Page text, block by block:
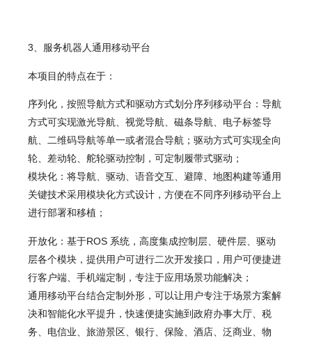
3、服务机器人通用移动平台
本项目的特点在于：
序列化，按照导航方式和驱动方式划分序列移动平台：导航
方式可实现激光导航、视觉导航、磁条导航、电子标签导
航、二维码导航等单一或者混合导航；驱动方式可实现全向
轮、差动轮、舵轮驱动控制，可定制履带式驱动；
模块化：将导航、驱动、语音交互、避障、地图构建等通用
关键技术采用模块化方式设计，方便在不同序列移动平台上
进行部署和移植；
开放化：基于ROS 系统，高度集成控制层、硬件层、驱动
层各个模块，提供用户可进行二次开发接口，用户可便捷进
行客户端、手机端定制，专注于应用场景功能解决；
通用移动平台结合定制外形，可以让用户专注于场景方案解
决和智能化水平提升，快速便捷实施到政府办事大厅、税
务、电信业、旅游景区、银行、保险、酒店、泛商业、物